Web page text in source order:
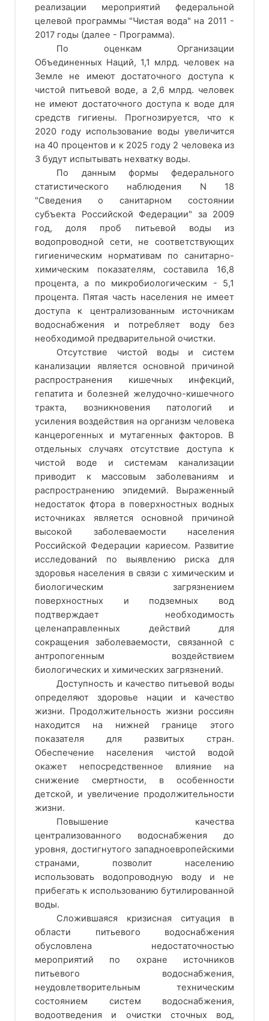
реализации мероприятий федеральной
целевой программы "Чистая вода" на 2011 -
2017 годы (далее - Программа).
По оценкам Организации
Объединенных Наций, 1,1 млрд. человек на
Земле не имеют достаточного доступа к
чистой питьевой воде, а 2,6 млрд. человек
не имеют достаточного доступа к воде для
средств гигиены. Прогнозируется, что к
2020 году использование воды увеличится
на 40 процентов и к 2025 году 2 человека из
3 будут испытывать нехватку воды.
По данным формы федерального
статистического наблюдения N 18
"Сведения о санитарном состоянии
субъекта Российской Федерации" за 2009
год, доля проб питьевой воды из
водопроводной сети, не соответствующих
гигиеническим нормативам по санитарно-
химическим показателям, составила 16,8
процента, а по микробиологическим - 5,1
процента. Пятая часть населения не имеет
доступа к централизованным источникам
водоснабжения и потребляет воду без
необходимой предварительной очистки.
Отсутствие чистой воды и систем
канализации является основной причиной
распространения кишечных инфекций,
гепатита и болезней желудочно-кишечного
тракта, возникновения патологий и
усиления воздействия на организм человека
канцерогенных и мутагенных факторов. В
отдельных случаях отсутствие доступа к
чистой воде и системам канализации
приводит к массовым заболеваниям и
распространению эпидемий. Выраженный
недостаток фтора в поверхностных водных
источниках является основной причиной
высокой заболеваемости населения
Российской Федерации кариесом. Развитие
исследований по выявлению риска для
здоровья населения в связи с химическим и
биологическим загрязнением
поверхностных и подземных вод
подтверждает необходимость
целенаправленных действий для
сокращения заболеваемости, связанной с
антропогенным воздействием
биологических и химических загрязнений.
Доступность и качество питьевой воды
определяют здоровье нации и качество
жизни. Продолжительность жизни россиян
находится на нижней границе этого
показателя для развитых стран.
Обеспечение населения чистой водой
окажет непосредственное влияние на
снижение смертности, в особенности
детской, и увеличение продолжительности
жизни.
Повышение качества
централизованного водоснабжения до
уровня, достигнутого западноевропейскими
странами, позволит населению
использовать водопроводную воду и не
прибегать к использованию бутилированной
воды.
Сложившаяся кризисная ситуация в
области питьевого водоснабжения
обусловлена недостаточностью
мероприятий по охране источников
питьевого водоснабжения,
неудовлетворительным техническим
состоянием систем водоснабжения,
водоотведения и очистки сточных вод,